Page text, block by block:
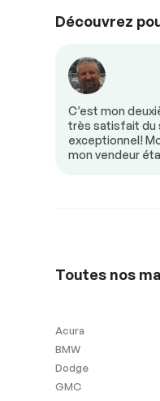
Confort
Air climatisé
Climatisation
Mirroirs à
électrique
Régulateur
Découvrez
C’est mon
très satisfait du
exceptionnel!
mon vendeur
Toutes nos
Acura
BMW
Dodge
GMC